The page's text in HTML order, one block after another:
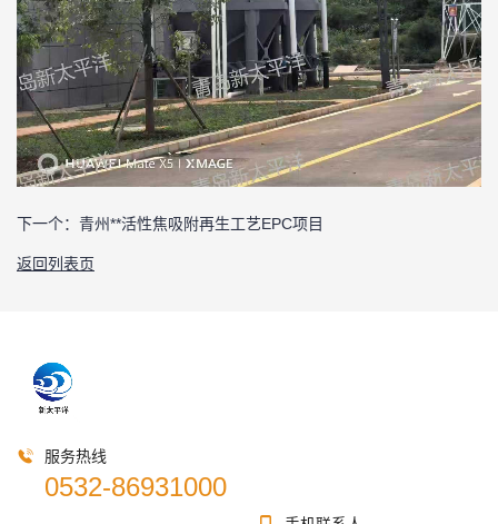
下一个： 青州**活性焦吸附再生工艺EPC项目
返回列表页
服务热线
0532-86931000